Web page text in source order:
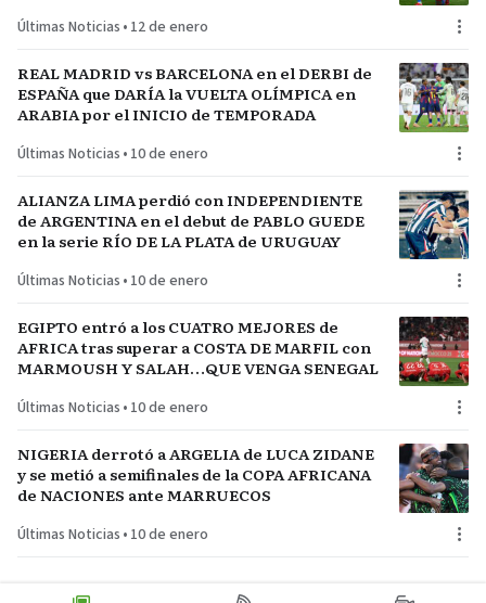
Últimas Noticias • 12 de enero
REAL MADRID vs BARCELONA en el DERBI de
ESPAÑA que DARÍA la VUELTA OLÍMPICA en
ARABIA por el INICIO de TEMPORADA
Últimas Noticias • 10 de enero
ALIANZA LIMA perdió con INDEPENDIENTE
de ARGENTINA en el debut de PABLO GUEDE
en la serie RÍO DE LA PLATA de URUGUAY
Últimas Noticias • 10 de enero
EGIPTO entró a los CUATRO MEJORES de
AFRICA tras superar a COSTA DE MARFIL con
MARMOUSH Y SALAH…QUE VENGA SENEGAL
Últimas Noticias • 10 de enero
NIGERIA derrotó a ARGELIA de LUCA ZIDANE
y se metió a semifinales de la COPA AFRICANA
de NACIONES ante MARRUECOS
Últimas Noticias • 10 de enero